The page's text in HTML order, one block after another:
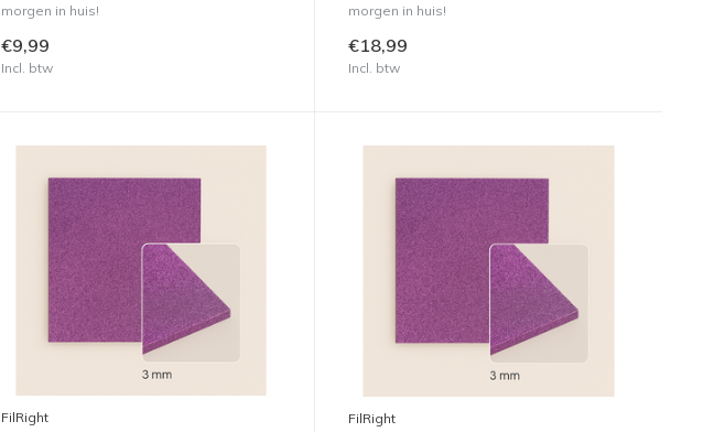
morgen in huis!
€9,99
Incl. btw
morgen in huis!
€18,99
Incl. btw
FilRight FilRight